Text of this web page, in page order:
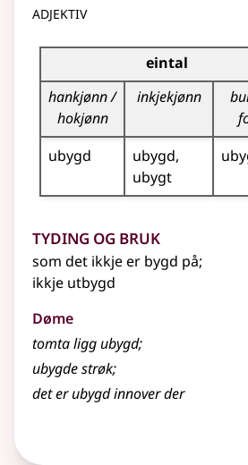
adjektiv
Bøyningstabell for dette
eintal
hankjønn /
hokjønn
inkjekjønn
ubygd
ubygd
ubygt
Tyding og bruk
som det ikkje er bygd på;
ikkje utbygd
Døme
tomta ligg ubygd;
ubygde strøk;
det er ubygd innover der